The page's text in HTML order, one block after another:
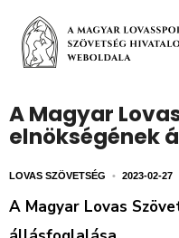
A Magyar
elnökségének
LOVAS SZÖVETSÉG • 2023-02-27
A Magyar Lovas